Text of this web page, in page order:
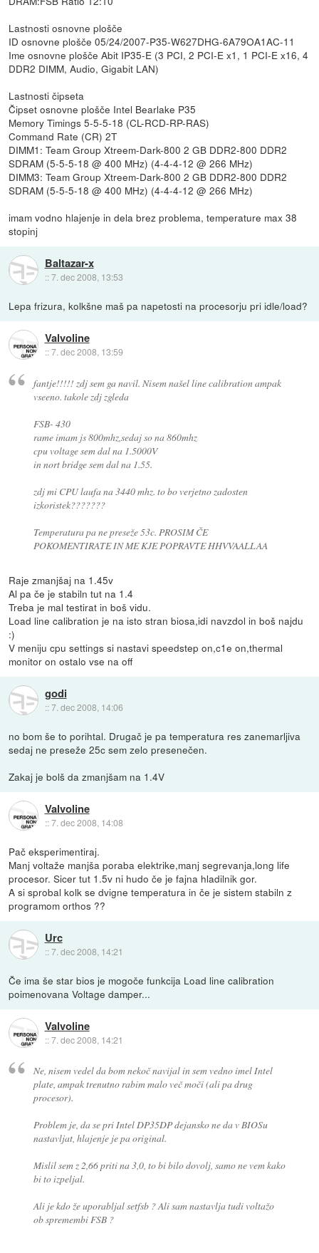
Lastnosti osnovne plošče
ID osnovne plošče 05/24/2007-P35-W627DHG-6A79OA1AC-11
Ime osnovne plošče Abit IP35-E (3 PCI, 2 PCI-E x1, 1 PCI-E x16, 4
DDR2 DIMM, Audio, Gigabit LAN)
Lastnosti čipseta
Čipset osnovne plošče Intel Bearlake P35
Memory Timings 5-5-5-18 (CL-RCD-RP-RAS)
Command Rate (CR) 2T
DIMM1: Team Group Xtreem-Dark-800 2 GB DDR2-800 DDR2
SDRAM (5-5-5-18 @ 400 MHz) (4-4-4-12 @ 266 MHz)
DIMM3: Team Group Xtreem-Dark-800 2 GB DDR2-800 DDR2
SDRAM (5-5-5-18 @ 400 MHz) (4-4-4-12 @ 266 MHz)
imam vodno hlajenje in dela brez problema, temperature max 38
stopinj
Baltazar-x
::7. dec 2008, 13:53
Lepa frizura, kolkšne maš pa napetosti na procesorju pri idle/load?
Valvoline
::7. dec 2008, 13:59
fantje!!!!! zdj sem ga navil. Nisem našel line calibration ampak
vseeno. takole zdj zgleda
FSB- 430
rame imam js 800mhz,sedaj so na 860mhz
cpu voltage sem dal na 1.5000V
in nort bridge sem dal na 1.55.
zdj mi CPU laufa na 3440 mhz. to bo verjetno zadosten
izkoristek???????
Temperatura pa ne preseže 53c. PROSIM ČE
POKOMENTIRATE IN ME KJE POPRAVTE HHVVAALLAA
Raje zmanjšaj na 1.45v
Al pa če je stabiln tut na 1.4
Treba je mal testirat in boš vidu.
Load line calibration je na isto stran biosa,idi navzdol in boš najdu
:)
V meniju cpu settings si nastavi speedstep on,c1e on,thermal
monitor on ostalo vse na off
godi
::7. dec 2008, 14:06
no bom še to porihtal. Drugač je pa temperatura res zanemarljiva
sedaj ne preseže 25c sem zelo presenečen.
Zakaj je bolš da zmanjšam na 1.4V
Valvoline
::7. dec 2008, 14:08
Pač eksperimentiraj.
Manj voltaže manjša poraba elektrike,manj segrevanja,long life
procesor. Sicer tut 1.5v ni hudo če je fajna hladilnik gor.
A si sprobal kolk se dvigne temperatura in če je sistem stabiln z
programom orthos ??
Urc
::7. dec 2008, 14:21
Če ima še star bios je mogoče funkcija Load line calibration
poimenovana Voltage damper...
Valvoline
::7. dec 2008, 14:21
Ne, nisem vedel da bom nekoč navijal in sem vedno imel Intel
plate, ampak trenutno rabim malo več moči (ali pa drug
procesor).
Problem je, da se pri Intel DP35DP dejansko ne da v BIOSu
nastavljat, hlajenje je pa original.
Mislil sem z 2,66 priti na 3,0, to bi bilo dovolj, samo ne vem kako
bi to izpeljal.
Ali je kdo že uporabljal setfsb ? Ali sam nastavlja tudi voltažo
ob spremembi FSB ?